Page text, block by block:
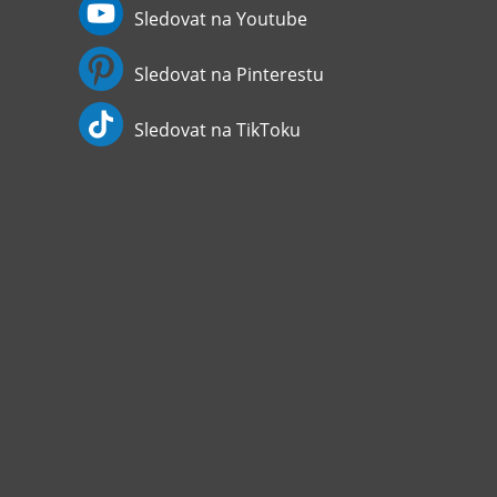
Sledovat na Youtube
Sledovat na Pinterestu
Sledovat na TikToku